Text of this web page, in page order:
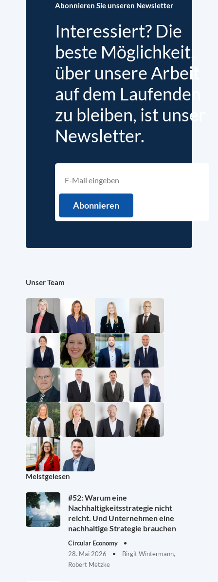
Abonnieren Sie unseren Newsletter
Interessiert? Die
beste Möglichkeit,
über unsere Arbeit
auf dem Laufenden
zu bleiben, ist unser
Newsletter.
Unser Team
Meistgelesen
#52: Warum eine
Nachhaltigkeitsstrategie nicht
reicht. Und Unternehmen eine
nachhaltige Strategie brauchen
Circular Economy
28. Mai 2026
Birgit Wintermann,
Robert Metzke